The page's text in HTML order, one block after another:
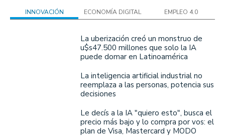
INNOVACIÓN ECONOMÍA DIGITAL EMPLEO 4.0
La uberización creó un monstruo de
u$s47.500 millones que solo la IA
puede domar en Latinoamérica
La inteligencia artificial industrial no
reemplaza a las personas, potencia sus
decisiones
Le decís a la IA "quiero esto", busca el
precio más bajo y lo compra por vos: el
plan de Visa, Mastercard y MODO